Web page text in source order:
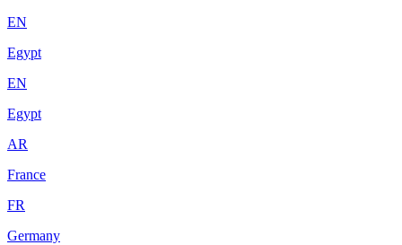
EN
Egypt
EN
Egypt
AR
France
FR
Germany